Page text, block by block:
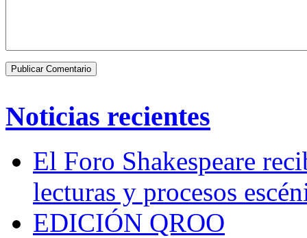
Noticias recientes
El Foro Shakespeare
lecturas y procesos
EDICIÓN QROO